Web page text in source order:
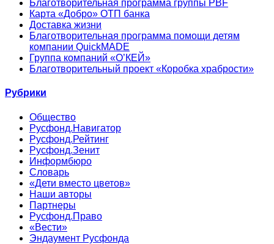
Благотворительная программа группы PBF
Карта «Добро» ОТП банка
Доставка жизни
Благотворительная программа помощи детям
компании QuickMADE
Группа компаний «О’КЕЙ»
Благотворительный проект «Коробка храбрости»
Рубрики
Общество
Русфонд.Навигатор
Русфонд.Рейтинг
Русфонд.Зенит
Информбюро
Словарь
«Дети вместо цветов»
Наши авторы
Партнеры
Русфонд.Право
«Вести»
Эндаумент Русфонда